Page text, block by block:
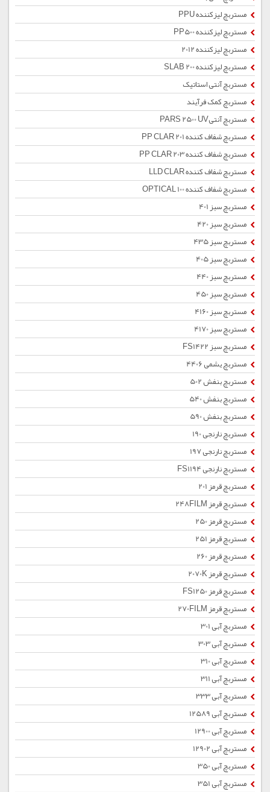
مستربچ لیزکننده PPU
مستربچ لیزکننده PP500
مستربچ لیزکننده 2012
مستربچ لیزکننده SLAB 200
مستربچ آنتی استاتیک
مستربچ کمک فرآیند
مستربچ آنتیPARS 2500 UV
مستربچ شفاف کننده PP CLAR 201
مستربچ شفاف کننده PP CLAR 203
مستربچ شفاف کننده LLD CLAR
مستربچ شفاف کننده OPTICAL 100
مستربچ سبز 401
مستربچ سبز 420
مستربچ سبز 435
مستربچ سبز 405
مستربچ سبز 440
مستربچ سبز 450
مستربچ سبز 4160
مستربچ سبز 4170
مستربچ سبز FS1422
مستربچ یشمی 4406
مستربچ بنفش 502
مستربچ بنفش 540
مستربچ بنفش 590
مستربچ نارنجی 190
مستربچ نارنجی 197
مستربچ نارنجی FS1194
مستربچ قرمز 201
مستربچ قرمز 248FILM
مستربچ قرمز 250
مستربچ قرمز 251
مستربچ قرمز 260
مستربچ قرمز 2070K
مستربچ قرمز FS1250
مستربچ قرمز 270FILM
مستربچ آبی 301
مستربچ آبی 303
مستربچ آبی 310
مستربچ آبی 311
مستربچ آبی 333
مستربچ آبی 12589
مستربچ آبی 12900
مستربچ آبی 12902
مستربچ آبی 350
مستربچ آبی 351